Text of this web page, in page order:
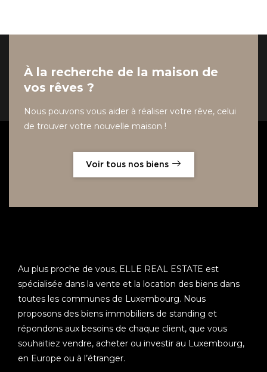
À la recherche de la maison de
vos rêves ?
Nous pouvons vous aider à réaliser votre rêve, celui
de trouver votre nouvelle maison !
Voir tous nos biens
Au plus proche de vous, ELLE REAL ESTATE est
spécialisée dans la vente et la location des biens dans
toutes les communes de Luxembourg. Nous
proposons des biens immobiliers de standing et
répondons aux besoins de chaque client, que vous
souhaitiez vendre, acheter ou investir au Luxembourg,
en Europe ou à l’étranger.